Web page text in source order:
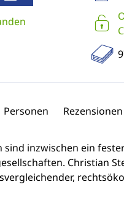
Personen Rezensionen
sind inzwischen ein
Christian